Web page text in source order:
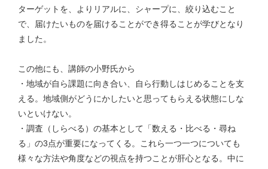
ターゲットを、よりリアルに、シャープに、絞り込むこと
で、届けたいものを届けることができ得ることが学びとなり
ました。
この他にも、講師の小野氏から
・地域が自ら課題に向き合い、自ら行動しはじめることを支
える。地域側がどうにかしたいと思ってもらえる状態にしな
いといけない。
・調査（しらべる）の基本として「数える・比べる・尋ね
る」の3点が重要になってくる。これら一つ一つについても
様々な方法や角度などの視点を持つことが肝心となる。中に